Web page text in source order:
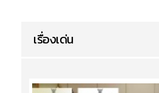
เรื่องเด่น